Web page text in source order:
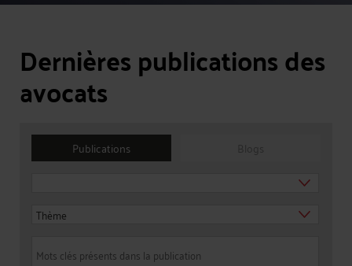
Dernières publications des
avocats
Publications